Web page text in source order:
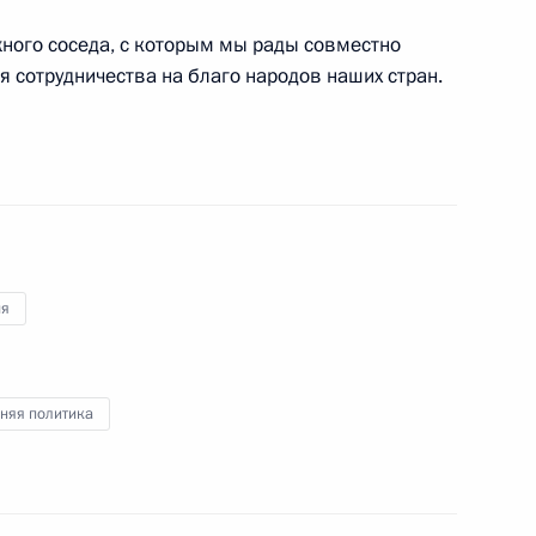
при прокуратуре
Совета Безопасности
Абдуллах Гюль приняли
делового форума
соседа, с которым мы рады совместно
на благо народов наших стран.
политика